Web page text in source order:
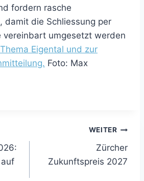
fordern rasche
damit die Schliessung per
vereinbart umgesetzt werden
Eigental und zur
Foto: Max
WEITER
Zürcher
Zukunftspreis 2027